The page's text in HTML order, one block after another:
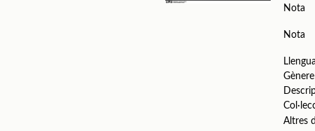
Nota
Nota
Gènere
Altres